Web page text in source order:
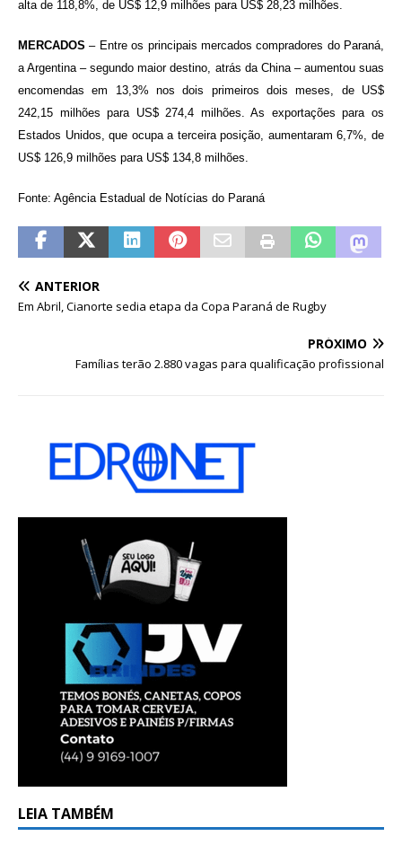
alta de 118,8%, de US$ 12,9 milhões para US$ 28,23 milhões.
MERCADOS – Entre os principais mercados compradores do Paraná,
a Argentina – segundo maior destino, atrás da China – aumentou suas
encomendas em 13,3% nos dois primeiros dois meses, de US$
242,15 milhões para US$ 274,4 milhões. As exportações para os
Estados Unidos, que ocupa a terceira posição, aumentaram 6,7%, de
US$ 126,9 milhões para US$ 134,8 milhões.
Fonte: Agência Estadual de Notícias do Paraná
ANTERIOR
Em Abril, Cianorte sedia etapa da Copa Paraná de Rugby
PRÓXIMO
Famílias terão 2.880 vagas para qualificação profissional
LEIA TAMBÉM